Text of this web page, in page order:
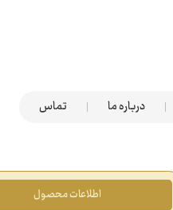
درباره ما تماس
اطلاعات محصول